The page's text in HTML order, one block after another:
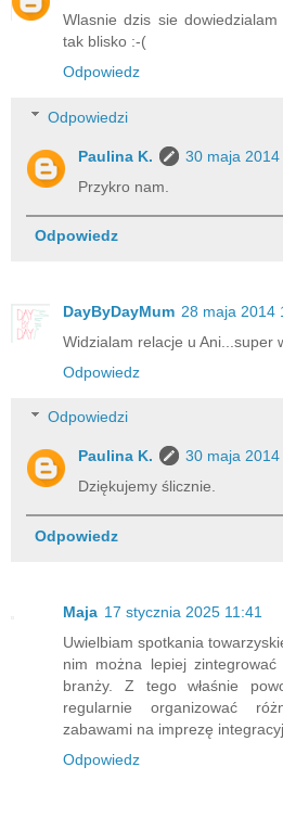
Wlasnie dzis sie
tak blisko :-(
Odpowiedz
Odpowiedzi
Paulina K.
30 maja 2014
Przykro nam.
Odpowiedz
DayByDayMum 28 maja 2014
Widzialam relacje u Ani...super
Odpowiedz
Odpowiedzi
Paulina K.
30 maja 2014
Dziękujemy ślicznie.
Odpowiedz
Maja 17 stycznia 2025 11:41
Uwielbiam spotkania
nim można lepiej
branży. Z tego właśnie
regularnie organizować
zabawami na imprezę
Odpowiedz